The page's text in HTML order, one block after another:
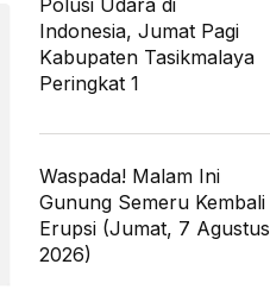
Indonesia, Jumat Pagi
Kabupaten Tasikmalaya
Peringkat 1
Waspada! Malam Ini
Gunung Semeru Kembali
Erupsi (Jumat, 7 Agustus
2026)